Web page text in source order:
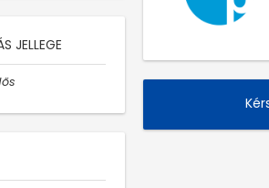
JELLEGE